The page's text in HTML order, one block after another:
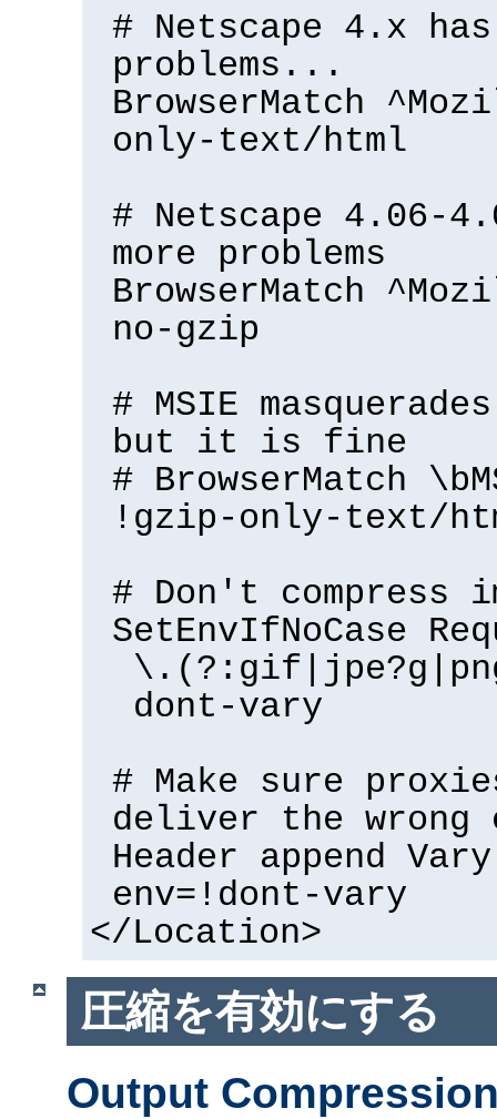
# Netscape 4.x has
problems...
BrowserMatch
only-text/html
# Netscape 4.06-
more problems
BrowserMatch
no-gzip
# MSIE
but it is fine
# BrowserMatch
!gzip-only-text/
# Don't compress
SetEnvIfNoCase
dont-vary
# Make sure
deliver the wrong
Header append
env=!dont-vary
</Location>
圧縮を有効にする
Output